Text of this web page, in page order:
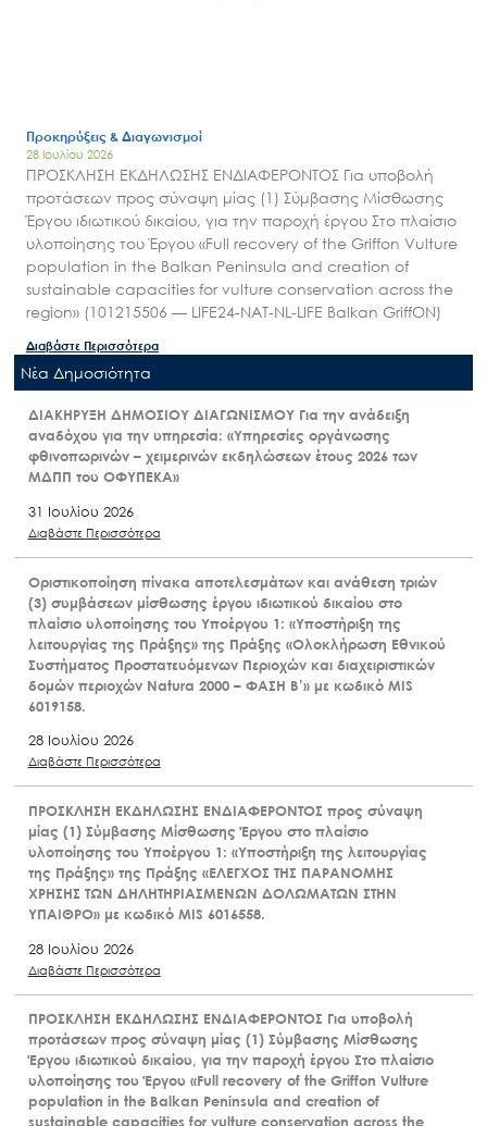
Προκηρύξεις & Διαγωνισμοί
28 Ιουλίου 2026
ΠΡΟΣΚΛΗΣΗ ΕΚΔΗΛΩΣΗΣ ΕΝΔΙΑΦΕΡΟΝΤΟΣ Για υποβολή
προτάσεων προς σύναψη μίας (1) Σύμβασης Μίσθωσης
Έργου ιδιωτικού δικαίου, για την παροχή έργου Στο πλαίσιο
υλοποίησης του Έργου «Full recovery of the Griffon Vulture
population in the Balkan Peninsula and creation of
sustainable capacities for vulture conservation across the
region» (101215506 — LIFE24-NAT-NL-LIFE Balkan GriffON)
Διαβάστε Περισσότερα
Nέα Δημοσιότητα
ΔΙΑΚΗΡΥΞΗ ΔΗΜΟΣΙΟΥ ΔΙΑΓΩΝΙΣΜΟΥ Για την ανάδειξη
αναδόχου για την υπηρεσία: «Υπηρεσίες οργάνωσης
φθινοπωρινών – χειμερινών εκδηλώσεων έτους 2026 των
ΜΔΠΠ του ΟΦΥΠΕΚΑ»
31 Ιουλίου 2026
Διαβάστε Περισσότερα
Οριστικοποίηση πίνακα αποτελεσμάτων και ανάθεση τριών
(3) συμβάσεων μίσθωσης έργου ιδιωτικού δικαίου στο
πλαίσιο υλοποίησης του Υποέργου 1: «Υποστήριξη της
λειτουργίας της Πράξης» της Πράξης «Ολοκλήρωση Εθνικού
Συστήματος Προστατευόμενων Περιοχών και διαχειριστικών
δομών περιοχών Natura 2000 – ΦΑΣΗ Β’» με κωδικό MIS
6019158.
28 Ιουλίου 2026
Διαβάστε Περισσότερα
ΠΡΟΣΚΛΗΣΗ ΕΚΔΗΛΩΣΗΣ ΕΝΔΙΑΦΕΡΟΝΤΟΣ προς σύναψη
μίας (1) Σύμβασης Μίσθωσης Έργου στο πλαίσιο
υλοποίησης του Υποέργου 1: «Υποστήριξη της λειτουργίας
της Πράξης» της Πράξης «ΕΛΕΓΧΟΣ ΤΗΣ ΠΑΡΑΝΟΜΗΣ
ΧΡΗΣΗΣ ΤΩΝ ΔΗΛΗΤΗΡΙΑΣΜΕΝΩΝ ΔΟΛΩΜΑΤΩΝ ΣΤΗΝ
ΥΠΑΙΘΡΟ» με κωδικό MIS 6016558.
28 Ιουλίου 2026
Διαβάστε Περισσότερα
ΠΡΟΣΚΛΗΣΗ ΕΚΔΗΛΩΣΗΣ ΕΝΔΙΑΦΕΡΟΝΤΟΣ Για υποβολή
προτάσεων προς σύναψη μίας (1) Σύμβασης Μίσθωσης
Έργου ιδιωτικού δικαίου, για την παροχή έργου Στο πλαίσιο
υλοποίησης του Έργου «Full recovery of the Griffon Vulture
population in the Balkan Peninsula and creation of
sustainable capacities for vulture conservation across the